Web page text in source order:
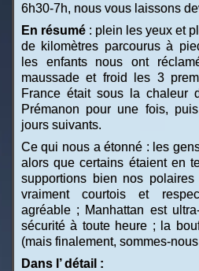
6h30-7h, nous vous laissons
En résumé: plein les yeux et
de kilomètres parcourus à
les enfants nous ont
maussade et froid les 3
France était sous la chaleur
Prémanon pour une fois,
jours suivants.
Ce qui nous a étonné : les
alors que certains étaient en
supportions bien nos
vraiment courtois et
agréable ; Manhattan est
sécurité à toute heure ; la
(mais finalement, sommes-
Dans l’ détail :